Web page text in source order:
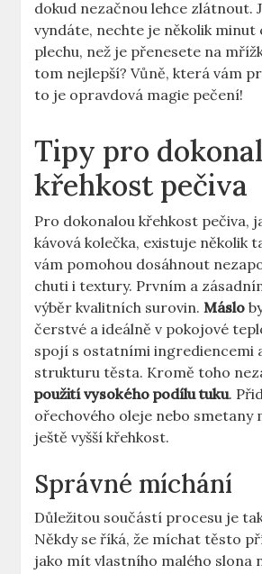
dokud nezačnou lehce zlátnout.
vyndáte, nechte je několik minut
plechu, než je přenesete na
tom nejlepší? Vůně, která vám
to je opravdová magie pečení!
Tipy pro
křehkost pečiva
Pro dokonalou křehkost pečiva,
kávová kolečka, existuje několik
vám pomohou dosáhnout
chuti i textury. Prvním a
výběr kvalitních surovin.Máslo
čerstvé a ideálně v pokojové
spojí s ostatními ingrediencemi
strukturu těsta. Kromě toho
použití vysokého podílu tuku.
ořechového oleje nebo smetany
ještě vyšší křehkost.
Správné míchání
Důležitou součástí procesu je
Někdy se říká, že míchat těsto
jako mít vlastního malého slona